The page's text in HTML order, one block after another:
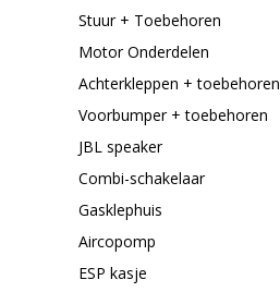
Stuur + Toebehoren
Motor Onderdelen
Achterkleppen + toebehoren
Voorbumper + toebehoren
JBL speaker
Combi-schakelaar
Gasklephuis
Aircopomp
ESP kasje